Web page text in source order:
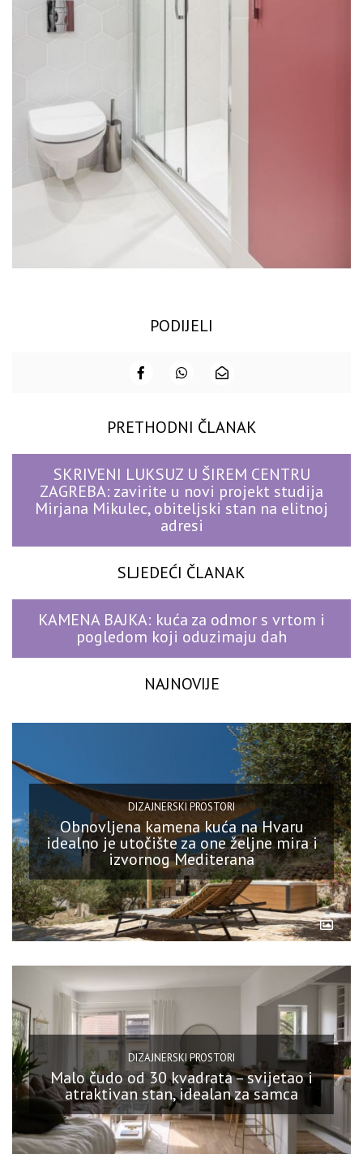
PODIJELI
PRETHODNI ČLANAK
SKRIVENI LUKSUZ U ŠIREM CENTRU
ZAGREBA: zavirite u novi projekt studija
Mirjana Mikulec, obiteljski stan na elitnoj
adresi
SLJEDEĆI ČLANAK
KAMENA BAJKA: kuća za odmor s vrtom i
pogledom koji oduzimaju dah
NAJNOVIJE
DIZAJNERSKI PROSTORI
Obnovljena kamena kuća na Hvaru
idealno je utočište za one željne mira i
izvornog Mediterana
DIZAJNERSKI PROSTORI
Malo čudo od 30 kvadrata – svijetao i
atraktivan stan, idealan za samca